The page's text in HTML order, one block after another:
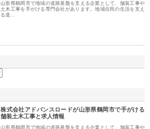
山形県鶴岡市で地域の道路基盤を支える企業として、舗装工事や
土木工事を手がける専門会社があります。地域住民の生活を支え
る道…
株式会社アドバンスロードが山形県鶴岡市で手がける
舗装土木工事と求人情報
山形県鶴岡市で地域の道路基盤を支える企業として、舗装工事や